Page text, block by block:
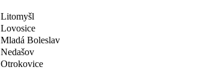
Litomyšl
Lovosice
Mladá Boleslav
Nedašov
Otrokovice